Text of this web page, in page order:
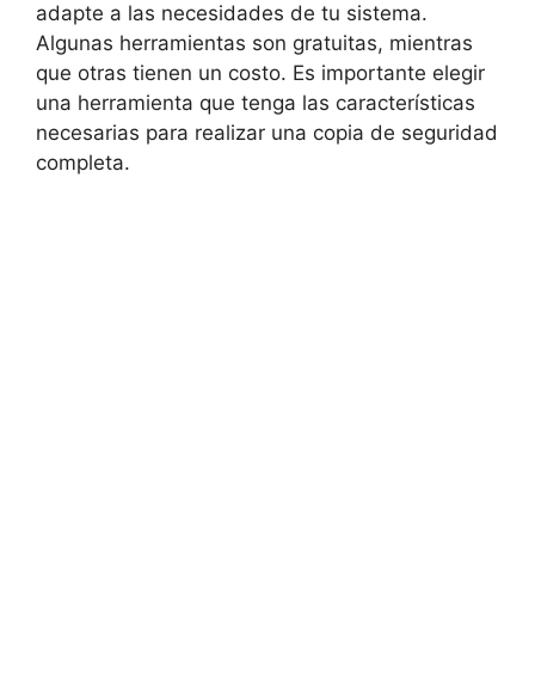
adapte a las necesidades de tu sistema.
Algunas herramientas son gratuitas, mientras
que otras tienen un costo. Es importante elegir
una herramienta que tenga las características
necesarias para realizar una copia de seguridad
completa.